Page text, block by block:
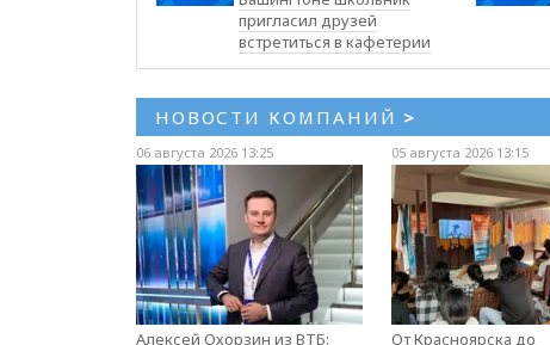
пригласил друзей
встретиться в кафетерии
НОВОСТИ КОМПАНИЙ >
06 августа 2026 13:25
Алексей Охорзин из ВТБ:
05 августа 2026 13:15
От Красноярска до